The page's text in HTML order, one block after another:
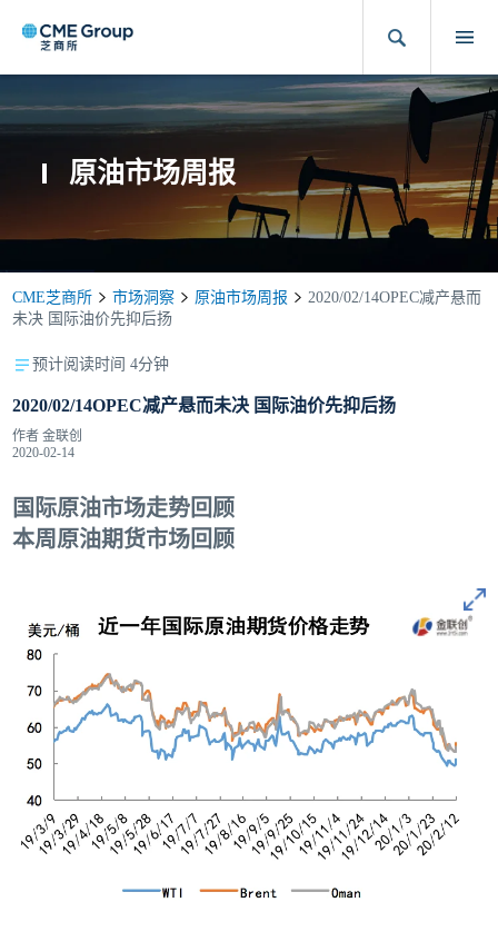
原油市场周报
CME芝商所 市场洞察 原油市场周报
2020/02/14OPEC减产悬而
未决 国际油价先抑后扬
预计阅读时间 4分钟
2020/02/14OPEC减产悬而未决 国际油价先抑后扬
作者金联创
2020-02-14
国际原油市场走势回顾
本周原油期货市场回顾